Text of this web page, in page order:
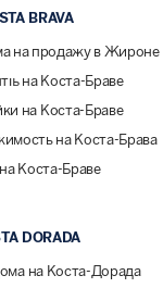
BRAVA
на продажу в Жироне
на Коста-Браве
на Коста-Браве
на Коста-Брава
Коста-Браве
DORADA
на Коста-Дорада